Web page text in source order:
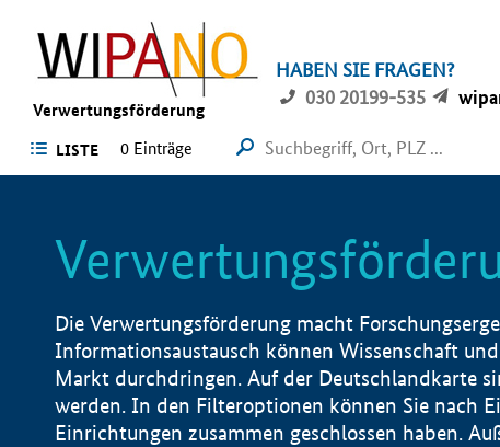
Verwertungsförderung
HABEN SIE FRAGEN?
030 20199-535
LISTE 0 Einträge
Die Verwertungsförderung macht
Informationsaustausch können Wissenschaft
Markt durchdringen. Auf der Deutschlandkarte
werden. In den Filteroptionen können Sie nach
Einrichtungen zusammen geschlossen haben.